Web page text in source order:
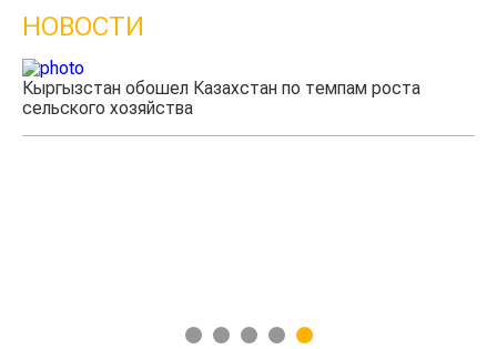
НОВОСТИ
Кыргызстан обошел Казахстан по темпам роста
сельского хозяйства
1 2 3 4 5